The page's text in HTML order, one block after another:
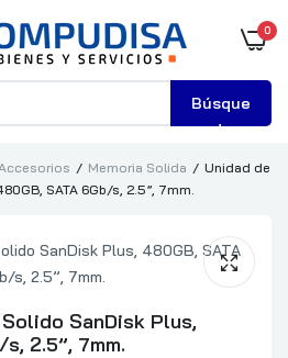
0
Búsque
da
Memoria Solida
Unidad de
SATA 6Gb/s, 2.5”, 7mm.
SanDisk Plus,
2.5”, 7mm.